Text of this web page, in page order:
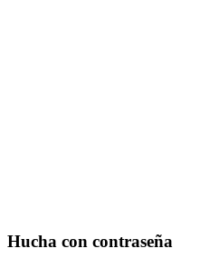
Hucha con contraseña